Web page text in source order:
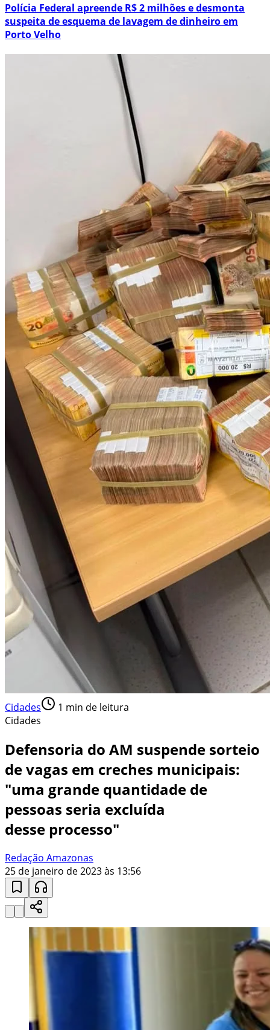
Polícia Federal apreende R$ 2 milhões e desmonta
suspeita de esquema de lavagem de dinheiro em
Porto Velho
Cidades 1 min de leitura
Cidades
Defensoria do AM suspende sorteio
de vagas em creches municipais:
"uma grande quantidade de
pessoas seria excluída
desse processo"
Redação Amazonas
25 de janeiro de 2023 às 13:56